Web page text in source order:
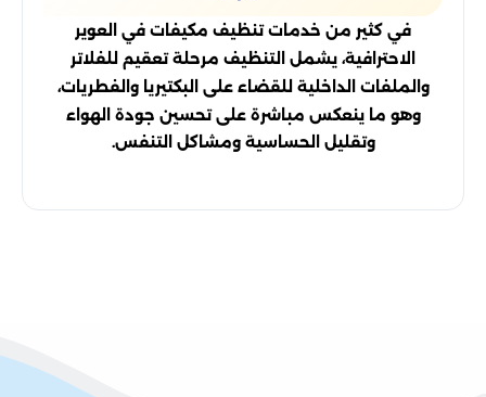
في كثير من خدمات تنظيف مكيفات في العوير
الاحترافية، يشمل التنظيف مرحلة تعقيم للفلاتر
والملفات الداخلية للقضاء على البكتيريا والفطريات،
وهو ما ينعكس مباشرة على تحسين جودة الهواء
وتقليل الحساسية ومشاكل التنفس.